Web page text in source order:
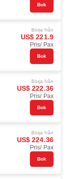
Bok
Börja från
US$ 221.9
Pris/ Pax
Bok
Börja från
US$ 222.36
Pris/ Pax
Bok
Börja från
US$ 224.36
Pris/ Pax
Bok